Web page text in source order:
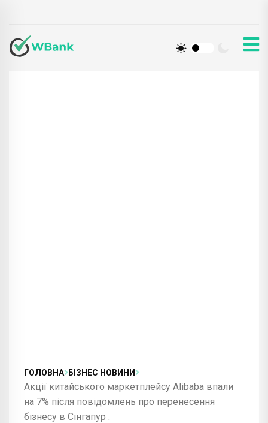
ГОЛОВНА БІЗНЕС НОВИНИ
Акції китайського маркетплейсу Alibaba впали
на 7% після повідомлень про перенесення
бізнесу в Сінгапур .